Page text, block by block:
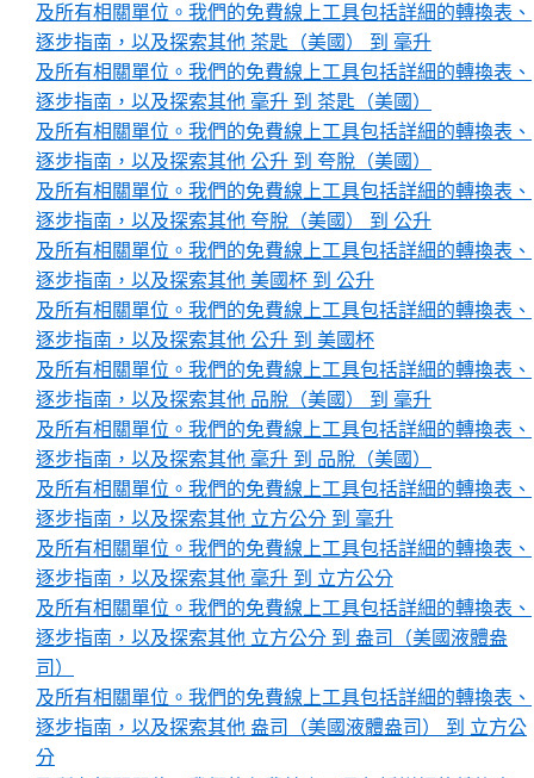
及所有相關單位。我們的免費線上工具包括詳細的轉換表、
逐步指南，以及探索其他 茶匙（美國） 到 毫升
及所有相關單位。我們的免費線上工具包括詳細的轉換表、
逐步指南，以及探索其他 毫升 到 茶匙（美國）
及所有相關單位。我們的免費線上工具包括詳細的轉換表、
逐步指南，以及探索其他 公升 到 夸脫（美國）
及所有相關單位。我們的免費線上工具包括詳細的轉換表、
逐步指南，以及探索其他 夸脫（美國） 到 公升
及所有相關單位。我們的免費線上工具包括詳細的轉換表、
逐步指南，以及探索其他 美國杯 到 公升
及所有相關單位。我們的免費線上工具包括詳細的轉換表、
逐步指南，以及探索其他 公升 到 美國杯
及所有相關單位。我們的免費線上工具包括詳細的轉換表、
逐步指南，以及探索其他 品脫（美國） 到 毫升
及所有相關單位。我們的免費線上工具包括詳細的轉換表、
逐步指南，以及探索其他 毫升 到 品脫（美國）
及所有相關單位。我們的免費線上工具包括詳細的轉換表、
逐步指南，以及探索其他 立方公分 到 毫升
及所有相關單位。我們的免費線上工具包括詳細的轉換表、
逐步指南，以及探索其他 毫升 到 立方公分
及所有相關單位。我們的免費線上工具包括詳細的轉換表、
逐步指南，以及探索其他 立方公分 到 盎司（美國液體盎
司）
及所有相關單位。我們的免費線上工具包括詳細的轉換表、
逐步指南，以及探索其他 盎司（美國液體盎司） 到 立方公
分